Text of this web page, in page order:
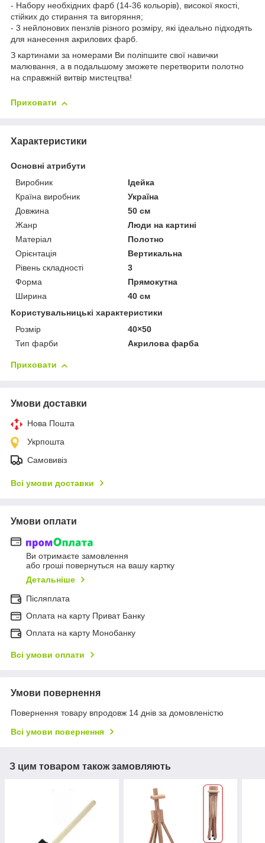
- Набору необхідних фарб (14-36 кольорів), високої якості,
стійких до стирання та вигоряння;
- 3 нейлонових пензлів різного розміру, які ідеально підходять
для нанесення акрилових фарб.
З картинами за номерами Ви поліпшите свої навички
малювання, а в подальшому зможете перетворити полотно
на справжній витвір мистецтва!
Приховати
Характеристики
Основні атрибути
Виробник
Ідейка
Країна виробник
Україна
Довжина
50 см
Жанр
Люди на картині
Матеріал
Полотно
Орієнтація
Вертикальна
Рівень складності
3
Форма
Прямокутна
Ширина
40 см
Користувальницькі характеристики
Розмір
40×50
Тип фарби
Акрилова фарба
Приховати
Умови доставки
Нова Пошта
Укрпошта
Самовивіз
Всі умови доставки
Умови оплати
Ви отримаєте замовлення
або гроші повернуться на вашу картку
Детальніше
Післяплата
Оплата на карту Приват Банку
Оплата на карту Монобанку
Всі умови оплати
Умови повернення
Повернення товару впродовж 14 днів за домовленістю
Всі умови повернення
З цим товаром також замовляють